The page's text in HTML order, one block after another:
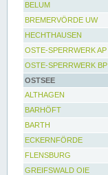
BELUM
BREMERVÖRDE UW
HECHTHAUSEN
OSTE-SPERRWERK AP
OSTE-SPERRWERK BP
OSTSEE
ALTHAGEN
BARHÖFT
BARTH
ECKERNFÖRDE
FLENSBURG
GREIFSWALD OIE